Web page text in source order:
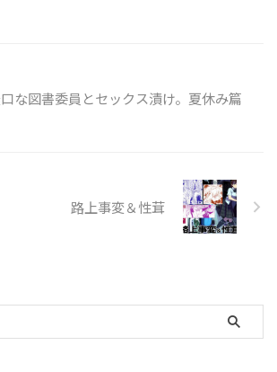
な図書委員とセックス漬け。夏休み篇
路上事変＆性茸